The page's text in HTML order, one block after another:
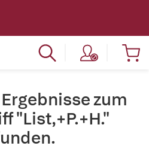
zum
"List,+P.+H."